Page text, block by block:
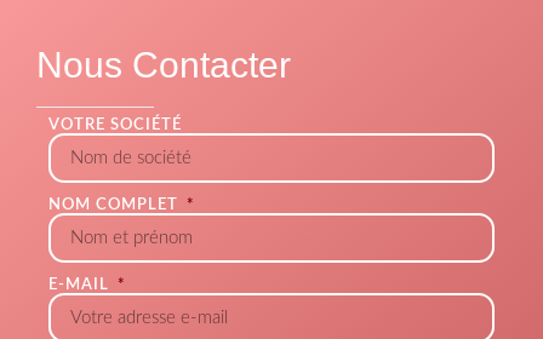
Nous Contacter
VOTRE SOCIÉTÉ
NOM COMPLET
E-MAIL